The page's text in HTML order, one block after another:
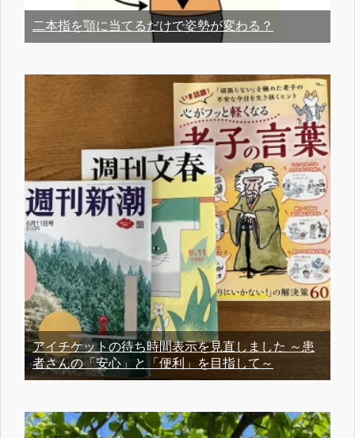
二本指を顎に当てるだけで姿勢が変わる？
アイチケットの待ち時間表示を見直しました ～患
者さんの「安心」と「便利」を目指して～